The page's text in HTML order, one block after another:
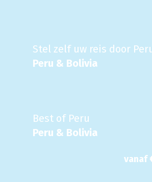
Stel zelf uw reis door
Peru & Bolivia
Best of Peru
Peru & Bolivia
vanaf